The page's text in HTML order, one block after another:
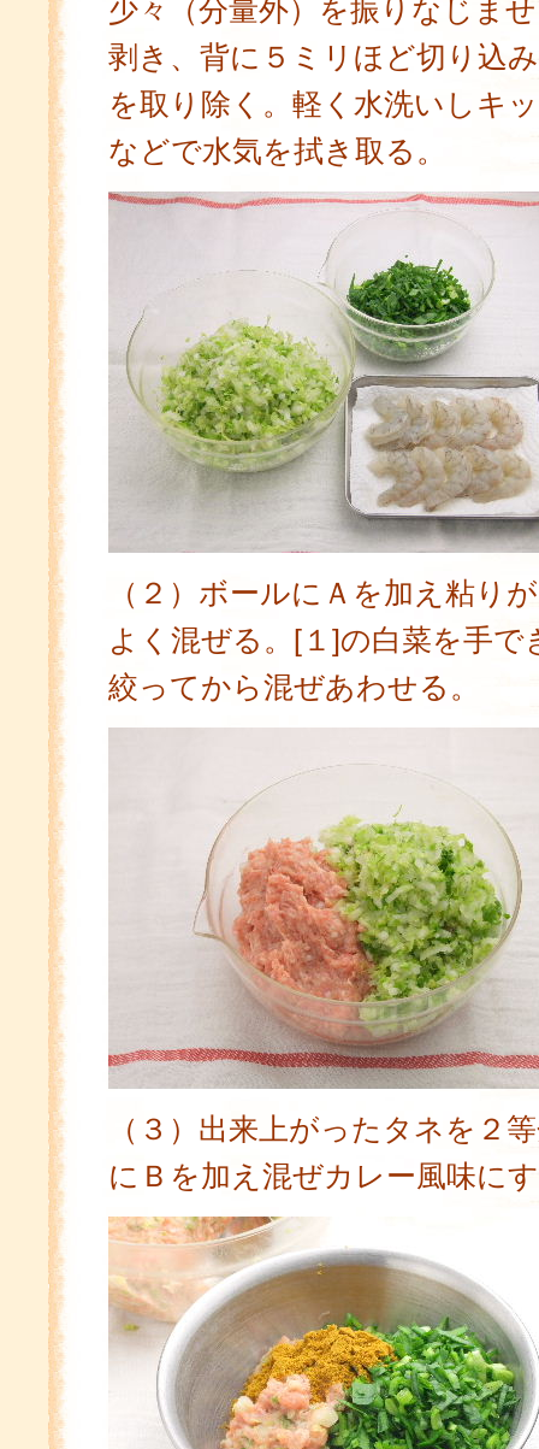
少々（分量外）を振りなじま
剥き、背に５ミリほど切り込
を取り除く。軽く水洗いしキ
などで水気を拭き取る。
（２）ボールにＡを加え粘り
よく混ぜる。[１]の白菜を手で
絞ってから混ぜあわせる。
（３）出来上がったタネを２
にＢを加え混ぜカレー風味に